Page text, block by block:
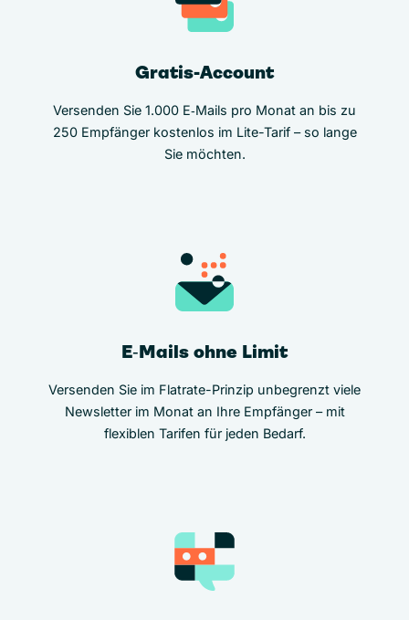
Gratis-Account
Versenden Sie 1.000 E‑Mails pro Monat an bis zu
250 Empfänger kostenlos im Lite-Tarif – so lange
Sie möchten.
E‑Mails ohne Limit
Versenden Sie im Flatrate-Prinzip unbegrenzt viele
Newsletter im Monat an Ihre Empfänger – mit
flexiblen Tarifen für jeden Bedarf.